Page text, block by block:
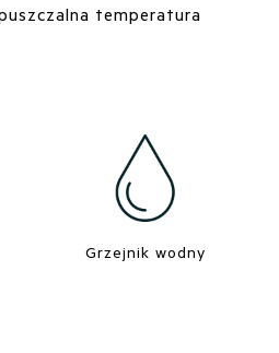
temperatura
Grzejnik wodny